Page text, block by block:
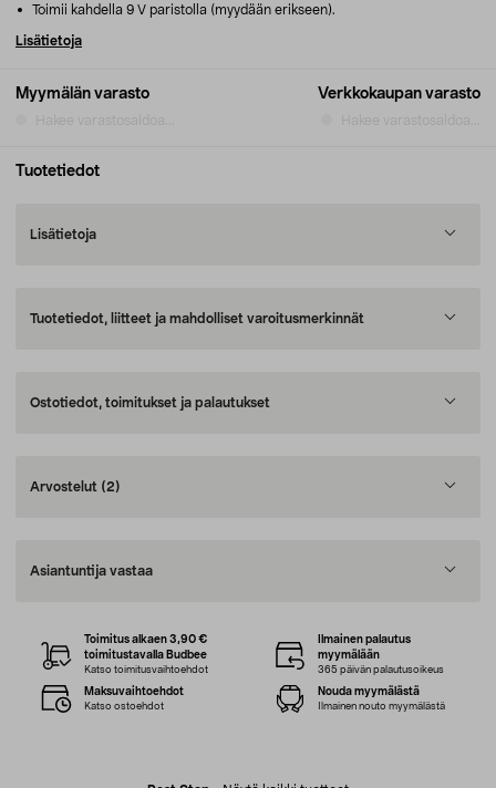
Myymälän varasto Verkkokaupan varasto
Toimii kahdella 9 V paristolla (myydään erikseen).
Lisätietoja
Tuotetiedot
Lisätietoja
Tuotetiedot, liitteet ja mahdolliset varoitusmerkinnät
Ostotiedot, toimitukset ja palautukset
Arvostelut (2)
Asiantuntija vastaa
Toimitus alkaen 3,90 €
toimitustavalla Budbee
Katso toimitusvaihtoehdot
Ilmainen palautus
myymälään
365 päivän palautusoikeus
Maksuvaihtoehdot
Katso ostoehdot
Nouda myymälästä
Ilmainen nouto myymälästä